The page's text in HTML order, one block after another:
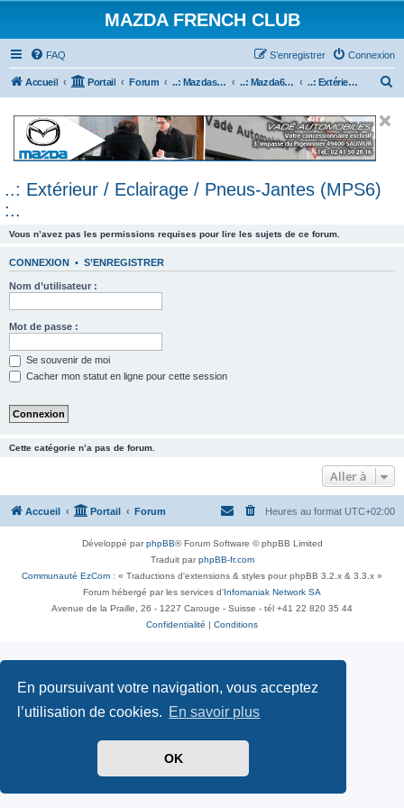
En poursuivant votre navigation, vous acceptez
l’utilisation de cookies. En savoir plus
OK
MAZDA FRENCH CLUB
FAQ Connexion
S’enregistrer
Accueil Portail Forum ..: Mazdaspeed & MPS :.. ..: Mazda6 MPS & Mazdaspeed 6 :.. ..: Extérieur / Eclairage / Pneus-Jantes (MPS6) :..
..: Extérieur / Eclairage / Pneus-Jantes (MPS6)
:..
Vous n’avez pas les permissions requises pour lire les sujets de ce forum.
CONNEXION • S’ENREGISTRER
Nom d’utilisateur :
Mot de passe :
Se souvenir de moi
Cacher mon statut en ligne pour cette session
Cette catégorie n’a pas de forum.
Aller à
Accueil Portail Forum Heures au format UTC+02:00
Développé parphpBB® Forum Software © phpBB Limited
Traduit parphpBB-fr.com
Communauté EzCom : « Traductions d'extensions & styles pour phpBB 3.2.x & 3.3.x »
Forum hébergé par les services d’ Infomaniak Network SA
Avenue de la Praille, 26 - 1227 Carouge - Suisse - tél +41 22 820 35 44
Confidentialité
Conditions